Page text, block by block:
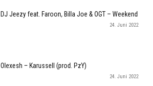
DJ Jeezy feat. Faroon, Billa Joe & OGT – Weekend
24. Juni 2022
Olexesh – Karussell (prod. PzY)
24. Juni 2022